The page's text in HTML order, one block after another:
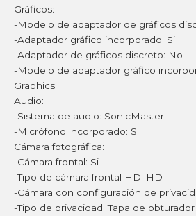
Gráficos:
-Modelo de adaptador de gráficos
-Adaptador gráfico incorporado: Si
-Adaptador de gráficos discreto: No
-Modelo de adaptador gráfico
Graphics
Audio:
-Sistema de audio: SonicMaster
-Micrófono incorporado: Si
Cámara fotográfica:
-Cámara frontal: Si
-Tipo de cámara frontal HD: HD
-Cámara con configuración de
-Tipo de privacidad: Tapa de obturador